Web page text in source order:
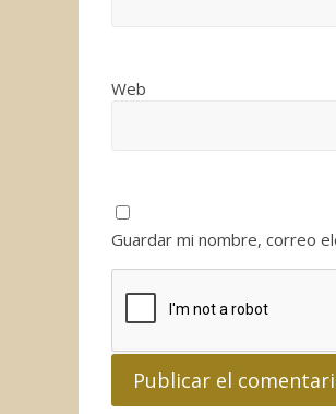
Web
Guardar mi nombre, correo